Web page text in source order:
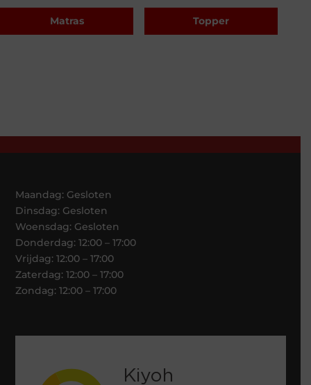
Matras Topper
Maandag: Gesloten
Dinsdag: Gesloten
Woensdag: Gesloten
Donderdag: 12:00 – 17:00
Vrijdag: 12:00 – 17:00
Zaterdag: 12:00 – 17:00
Zondag: 12:00 – 17:00